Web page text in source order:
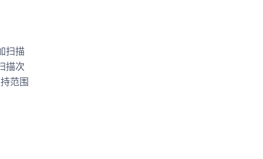
90-以上
扫描
描次
范围